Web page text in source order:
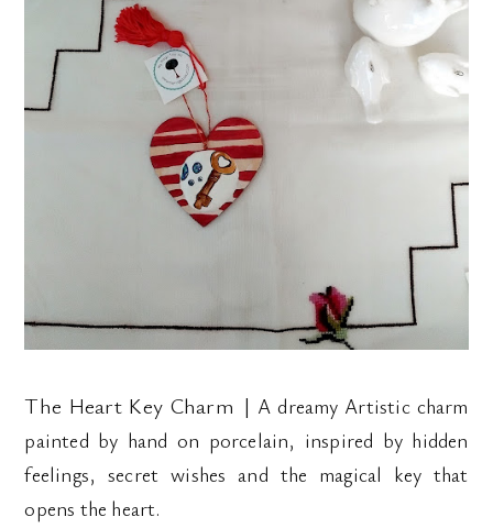
The Heart Key Charm | A dreamy Artistic charm
painted by hand on porcelain, inspired by hidden
feelings, secret wishes and the magical key that
opens the heart.